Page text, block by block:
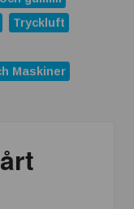
inom
för industriellt
utförande
Tryckluft
Maskiner